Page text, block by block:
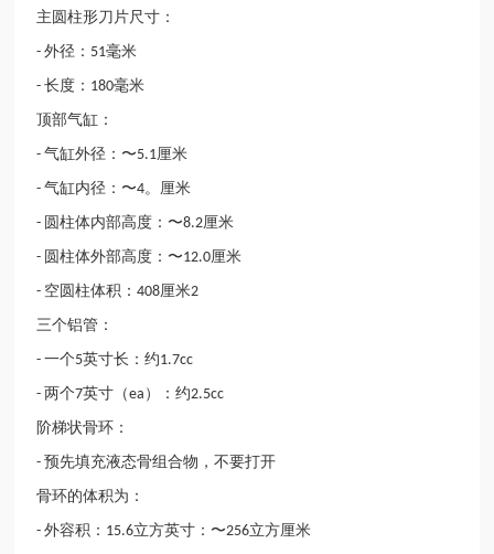
主圆柱形刀片尺寸：
-外径： 51毫米
-长度： 180毫米
顶部气缸：
-气缸外径：〜5.1厘米
-气缸内径：〜4。厘米
- 圆柱体内部高度：〜8.2厘米
- 圆柱体外部高度：〜12.0厘米
- 空圆柱体积：408厘米2
三个铝管：
-一个5英寸长：约1.7cc
- 两个7英寸（ea ）：约2.5cc
阶梯状骨环：
-预先填充液态骨组合物，不要打开
骨环的体积为：
-外容积： 15.6立方英寸：〜256立方厘米